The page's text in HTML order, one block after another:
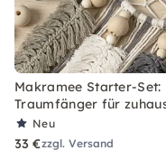
Makramee Starter-Set:
Traumfänger für
Neu
33 €zzgl. Versand